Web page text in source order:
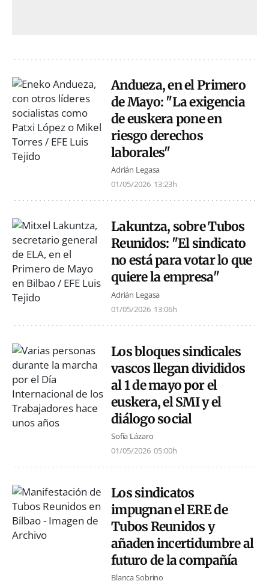
Andueza, en el Primero
de Mayo: "La exigencia
de euskera pone en
riesgo derechos
laborales"
Adrián Legasa
01/05/2026 13:23h
Lakuntza, sobre Tubos
Reunidos: "El sindicato
no está para votar lo que
quiere la empresa"
Adrián Legasa
01/05/2026 13:06h
Los bloques sindicales
vascos llegan divididos
al 1 de mayo por el
euskera, el SMI y el
diálogo social
Sofía Lázaro
01/05/2026 05:00h
Los sindicatos
impugnan el ERE de
Tubos Reunidos y
añaden incertidumbre al
futuro de la compañía
Blanca Sobrino